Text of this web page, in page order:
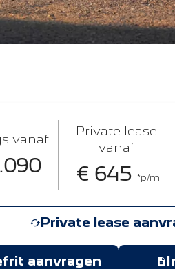
vanaf
Private lease
vanaf
€ 645 *p/m
Private lease
aanvragen